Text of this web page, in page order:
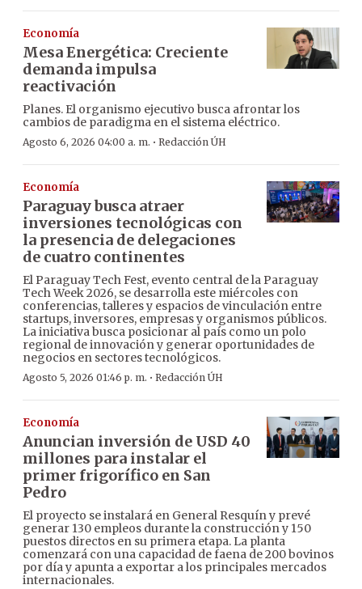
Economía
Mesa Energética: Creciente
demanda impulsa
reactivación
Planes. El organismo ejecutivo busca afrontar los
cambios de paradigma en el sistema eléctrico.
Agosto 6, 2026 04:00 a. m. · Redacción ÚH
Economía
Paraguay busca atraer
inversiones tecnológicas con
la presencia de delegaciones
de cuatro continentes
El Paraguay Tech Fest, evento central de la Paraguay
Tech Week 2026, se desarrolla este miércoles con
conferencias, talleres y espacios de vinculación entre
startups, inversores, empresas y organismos públicos.
La iniciativa busca posicionar al país como un polo
regional de innovación y generar oportunidades de
negocios en sectores tecnológicos.
Agosto 5, 2026 01:46 p. m. · Redacción ÚH
Economía
Anuncian inversión de USD 40
millones para instalar el
primer frigorífico en San
Pedro
El proyecto se instalará en General Resquín y prevé
generar 130 empleos durante la construcción y 150
puestos directos en su primera etapa. La planta
comenzará con una capacidad de faena de 200 bovinos
por día y apunta a exportar a los principales mercados
internacionales.